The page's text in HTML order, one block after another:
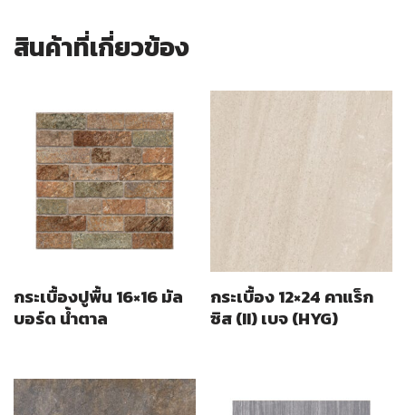
สินค้าที่เกี่ยวข้อง
กระเบื้องปูพื้น 16×16 มัล
บอร์ด น้ำตาล
กระเบื้อง 12×24 คาแร็ก
ซิส (II) เบจ (HYG)